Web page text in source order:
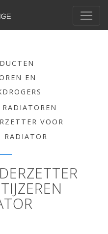
EN
VOOR
RADIATOR